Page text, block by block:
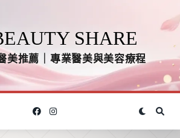
SHARE
美推薦｜專業醫美與美容療程